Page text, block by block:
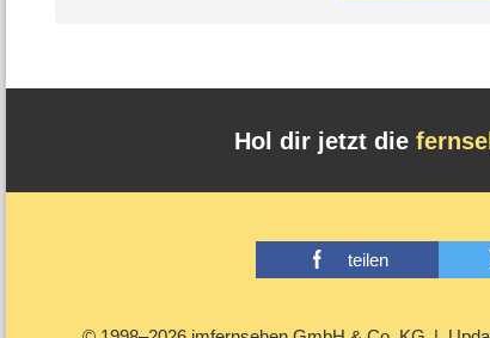
Hol dir jetzt die
teilen